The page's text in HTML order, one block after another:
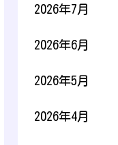
2026年7月
2026年6月
2026年5月
2026年4月